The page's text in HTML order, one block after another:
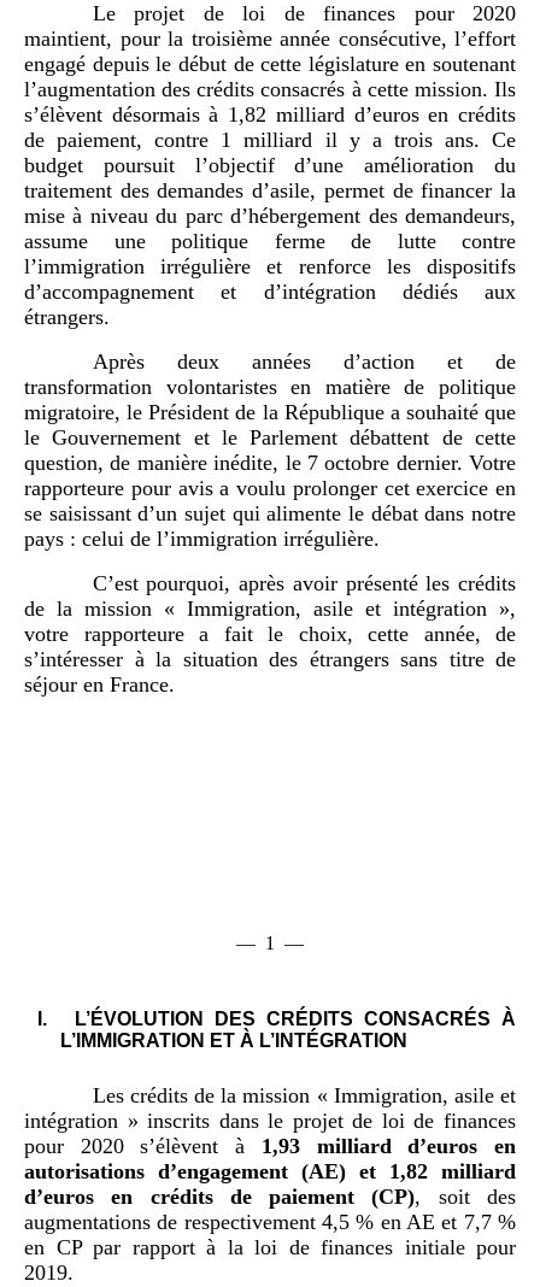
Le projet de loi de finances pour 2020
maintient, pour la troisième année consécutive, l’effort
engagé depuis le début de cette législature en soutenant
l’augmentation des crédits consacrés à cette mission. Ils
s’élèvent désormais à 1,82 milliard d’euros en crédits
de paiement, contre 1 milliard il y a trois ans. Ce
budget poursuit l’objectif d’une amélioration du
traitement des demandes d’asile, permet de financer la
mise à niveau du parc d’hébergement des demandeurs,
assume une politique ferme de lutte contre
l’immigration irrégulière et renforce les dispositifs
d’accompagnement et d’intégration dédiés aux
étrangers.
Après deux années d’action et de
transformation volontaristes en matière de politique
migratoire, le Président de la République a souhaité que
le Gouvernement et le Parlement débattent de cette
question, de manière inédite, le 7 octobre dernier. Votre
rapporteure pour avis a voulu prolonger cet exercice en
se saisissant d’un sujet qui alimente le débat dans notre
pays : celui de l’immigration irrégulière.
C’est pourquoi, après avoir présenté les crédits
de la mission « Immigration, asile et intégration »,
votre rapporteure a fait le choix, cette année, de
s’intéresser à la situation des étrangers sans titre de
séjour en France.
— 1 —
I.
L’ÉVOLUTION DES CRÉDITS CONSACRÉS À
L’IMMIGRATION ET À L’INTÉGRATION
Les crédits de la mission « Immigration, asile et
intégration » inscrits dans le projet de loi de finances
pour 2020 s’élèvent à 1,93 milliard d’euros en
autorisations d’engagement (AE) et 1,82 milliard
d’euros en crédits de paiement (CP), soit des
augmentations de respectivement 4,5 % en AE et 7,7 %
en CP par rapport à la loi de finances initiale pour
2019.